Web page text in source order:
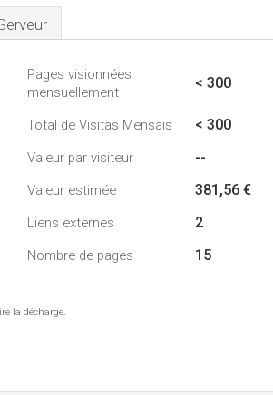
Pages visionnées
mensuellement
< 300
Total de Visitas Mensais < 300
Valeur par visiteur --
Valeur estimée 381,56 €
Liens externes 2
Nombre de pages 15
la décharge.